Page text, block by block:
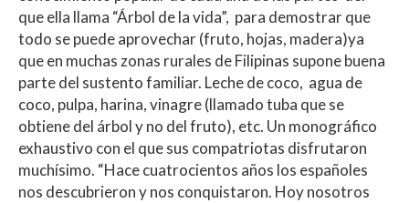
que ella llama “Árbol de la vida”, para demostrar que
todo se puede aprovechar (fruto, hojas, madera)ya
que en muchas zonas rurales de Filipinas supone buena
parte del sustento familiar. Leche de coco, agua de
coco, pulpa, harina, vinagre (llamado tuba que se
obtiene del árbol y no del fruto), etc. Un monográfico
exhaustivo con el que sus compatriotas disfrutaron
muchísimo. “Hace cuatrocientos años los españoles
nos descubrieron y nos conquistaron. Hoy nosotros